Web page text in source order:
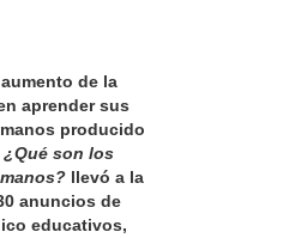
de la
aprender sus
producido
¿Qué son los
llevó a la
anuncios de
educativos,